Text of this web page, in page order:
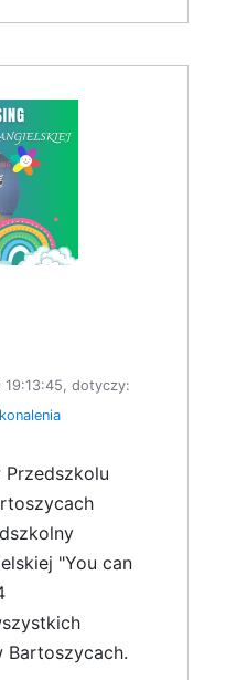
dotyczy:
"You can
Bartoszycach.